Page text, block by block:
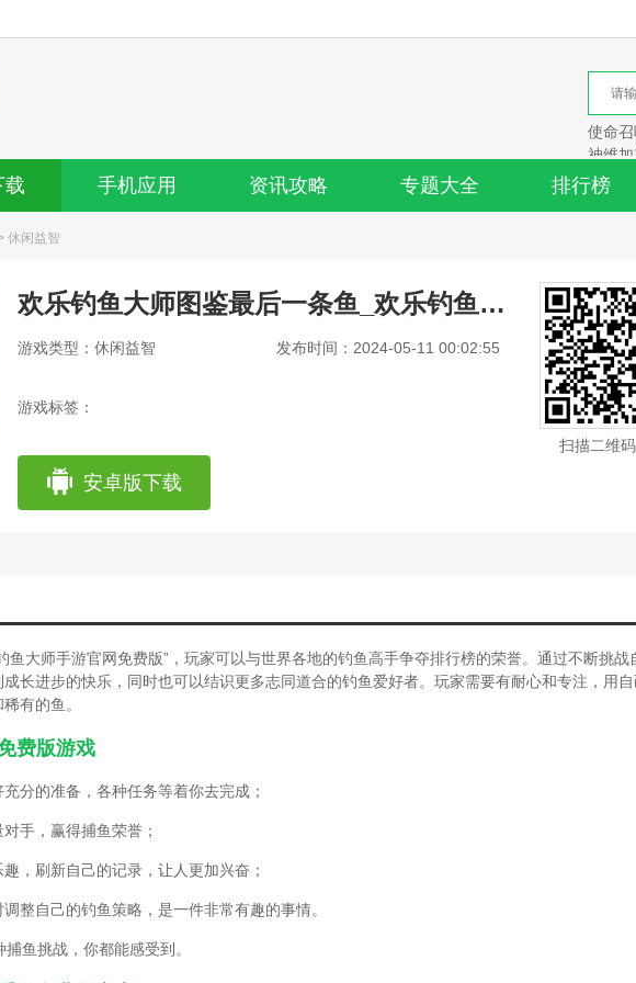
使命
神维
载 手机应用 资讯攻略 专题大全 排行榜
休闲益智
欢乐钓鱼大师图鉴最后一条鱼_欢乐钓鱼大师
游戏类型：休闲益智 发布时间：2024-05-11 00:02:55
游戏标签：
安卓版下载
扫描二维
鱼大师手游官网免费版”，玩家可以与世界各地的钓鱼高手争夺排行榜的荣誉。通过不断挑战
长进步的快乐，同时也可以结识更多志同道合的钓鱼爱好者。玩家需要有耐心和专注，用
有的鱼。
费版游戏
分的准备，各种任务等着你去完成；
手，赢得捕鱼荣誉；
，刷新自己的记录，让人更加兴奋；
整自己的钓鱼策略，是一件非常有趣的事情。
鱼挑战，你都能感受到。